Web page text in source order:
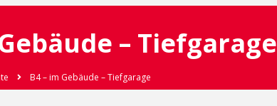
– Tiefgarage
B4 – im Gebäude – Tiefgarage